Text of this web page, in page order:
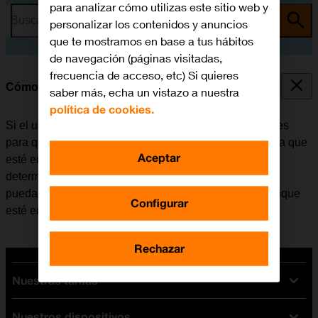
Busca por problema o tema
Cómo utilizar la función de "No molestar"
Si el usuario no desea recibir mensajes ni notificaciones
para que no le molesten, puede configurar el móvil para que
esté en modo silencioso durante un período de tiempo
determinado. Además, existe la opción de que el móvil
pueda recibir llamadas de determinados contactos aunque
esté en modo silencioso.
Nuestras tarifas
para analizar cómo utilizas este sitio web y
personalizar los contenidos y anuncios
que te mostramos en base a tus hábitos
de navegación (páginas visitadas,
frecuencia de acceso, etc) Si quieres
saber más, echa un vistazo a nuestra
política de cookies.
Configurar
Rechazar
Aceptar